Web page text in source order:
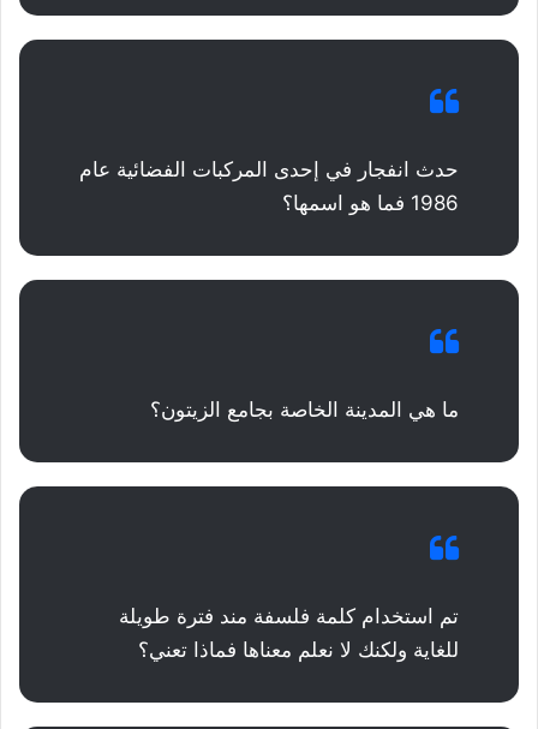
حدث انفجار في إحدى المركبات الفضائية عام
1986 فما هو اسمها؟
ما هي المدينة الخاصة بجامع الزيتون؟
تم استخدام كلمة فلسفة مند فترة طويلة
للغاية ولكنك لا نعلم معناها فماذا تعني؟